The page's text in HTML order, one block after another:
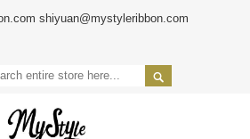
shiyuan@mystyleribbon.com
